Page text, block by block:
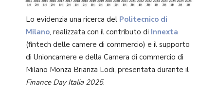
Lo evidenzia una ricerca del Politecnico di
Milano, realizzata con il contributo di Innexta
(fintech delle camere di commercio) e il supporto
di Unioncamere e della Camera di commercio di
Milano Monza Brianza Lodi, presentata durante il
Finance Day Italia 2025.